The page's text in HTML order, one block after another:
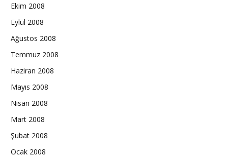
Ekim 2008
Eylül 2008
Ağustos 2008
Temmuz 2008
Haziran 2008
Mayıs 2008
Nisan 2008
Mart 2008
Şubat 2008
Ocak 2008